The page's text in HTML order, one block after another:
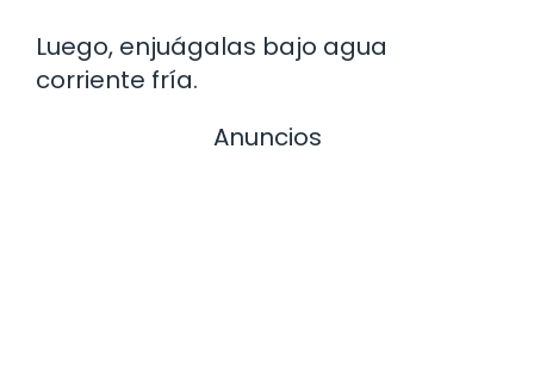
Luego, enjuágalas bajo agua
corriente fría.
Anuncios